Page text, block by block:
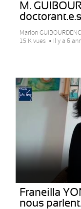
M.
Marion
15 K vues
Il y a 6
Franeilla
nous